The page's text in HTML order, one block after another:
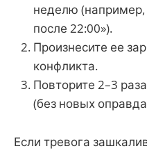
неделю (например,
после 22:00»).
Произнесите ее
конфликта.
Повторите 2–3
(без новых
Если тревога